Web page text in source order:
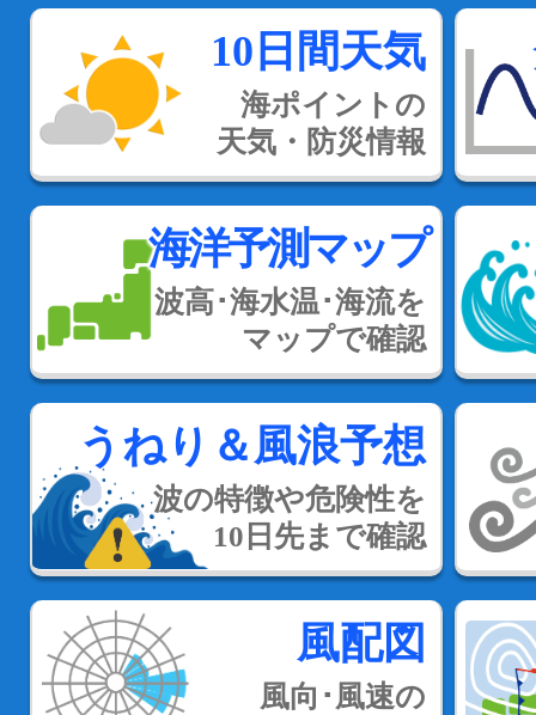
10日間天気
海ポイントの
天気・防災情報
海洋予測マップ
波高･海水温･海流を
マップで確認
うねり＆風浪予想
波の特徴や危険性を
10日先まで確認
風配図
風向･風速の